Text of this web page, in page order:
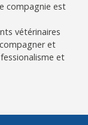
compagnie est
vétérinaires
et
et